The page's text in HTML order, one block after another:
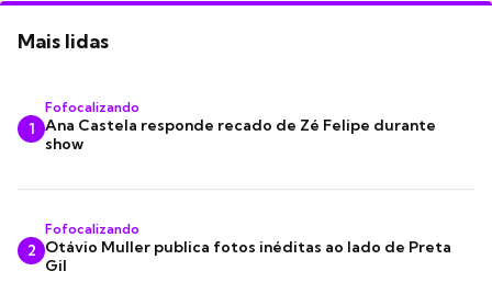
Mais lidas
1
Fofocalizando
Ana Castela responde recado de Zé Felipe durante
show
2
Fofocalizando
Otávio Muller publica fotos inéditas ao lado de Preta
Gil